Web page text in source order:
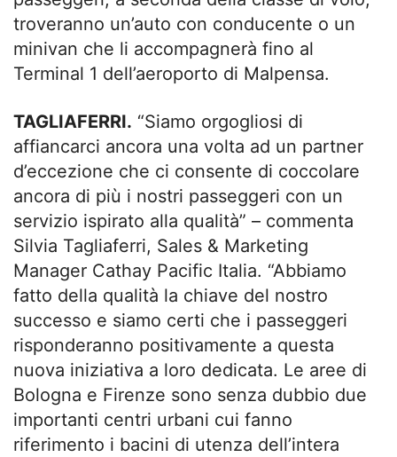
troveranno un’auto con conducente o un
minivan che li accompagnerà fino al
Terminal 1 dell’aeroporto di Malpensa.
TAGLIAFERRI. “Siamo orgogliosi di
affiancarci ancora una volta ad un partner
d’eccezione che ci consente di coccolare
ancora di più i nostri passeggeri con un
servizio ispirato alla qualità” – commenta
Silvia Tagliaferri, Sales & Marketing
Manager Cathay Pacific Italia. “Abbiamo
fatto della qualità la chiave del nostro
successo e siamo certi che i passeggeri
risponderanno positivamente a questa
nuova iniziativa a loro dedicata. Le aree di
Bologna e Firenze sono senza dubbio due
importanti centri urbani cui fanno
riferimento i bacini di utenza dell’intera